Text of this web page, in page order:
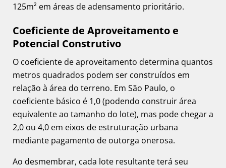
125m² em áreas de adensamento prioritário.
Coeficiente de Aproveitamento e
Potencial Construtivo
O coeficiente de aproveitamento determina quantos
metros quadrados podem ser construídos em
relação à área do terreno. Em São Paulo, o
coeficiente básico é 1,0 (podendo construir área
equivalente ao tamanho do lote), mas pode chegar a
2,0 ou 4,0 em eixos de estruturação urbana
mediante pagamento de outorga onerosa.
Ao desmembrar, cada lote resultante terá seu